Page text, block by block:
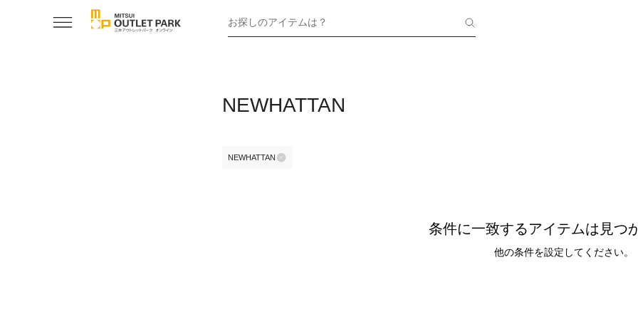
お探しのアイテムは？
NEWHATTAN
NEWHATTAN
条件に一致するアイテムは見つ
他の条件を設定してください。